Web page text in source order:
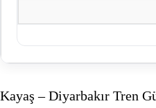
Kayaş – Diyarbakır Tren